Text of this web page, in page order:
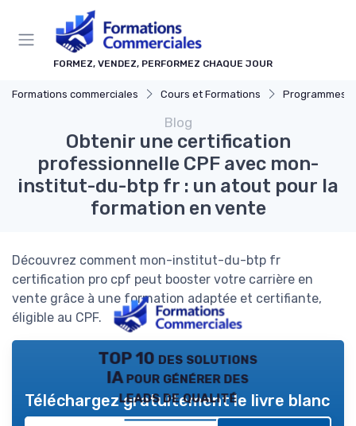
FORMEZ, VENDEZ, PERFORMEZ CHAQUE JOUR
Formations commerciales Cours et Formations Programmes
Blog
Obtenir une certification
professionnelle CPF avec mon-
institut-du-btp fr : un atout pour la
formation en vente
Découvrez comment mon-institut-du-btp fr
certification pro cpf peut booster votre carrière en
vente grâce à une formation adaptée et certifiante,
éligible au CPF.
TOP 10 des solutions
IA pour générer des
leads de qualité
Téléchargez gratuitement le livre blanc
Panneau de gestion des cookies